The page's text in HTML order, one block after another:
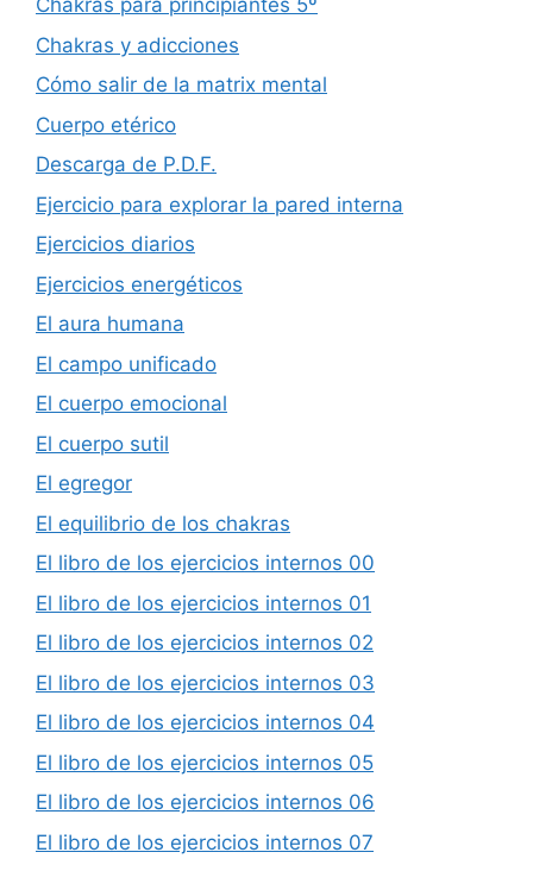
Chakras para principiantes 5º
Chakras y adicciones
Cómo salir de la matrix mental
Cuerpo etérico
Descarga de P.D.F.
Ejercicio para explorar la pared interna
Ejercicios diarios
Ejercicios energéticos
El aura humana
El campo unificado
El cuerpo emocional
El cuerpo sutil
El egregor
El equilibrio de los chakras
El libro de los ejercicios internos 00
El libro de los ejercicios internos 01
El libro de los ejercicios internos 02
El libro de los ejercicios internos 03
El libro de los ejercicios internos 04
El libro de los ejercicios internos 05
El libro de los ejercicios internos 06
El libro de los ejercicios internos 07